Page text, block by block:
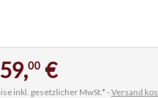
00 €
inkl. gesetzlicher MwSt.* -Versand